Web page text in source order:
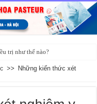
trị như thế nào?
>> Những kiến thức xét